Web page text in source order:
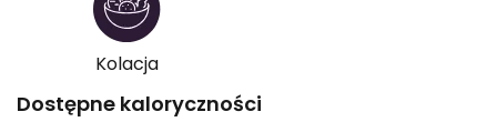
Kolacja
Dostępne kaloryczności